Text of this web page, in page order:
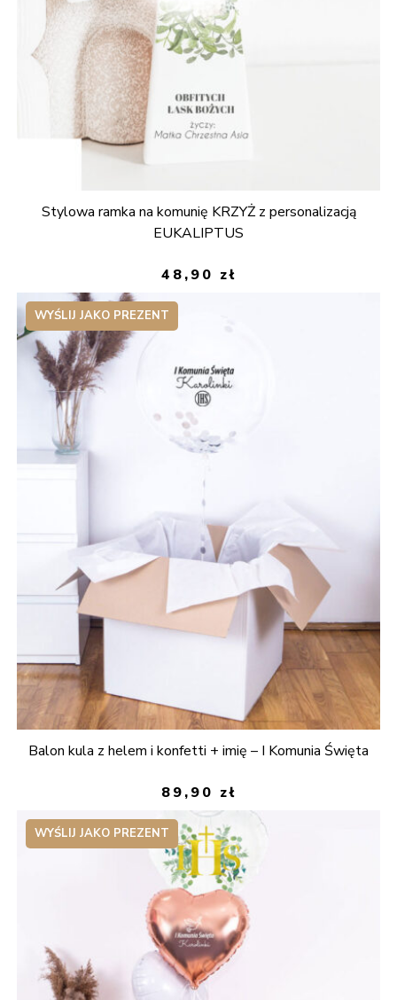
Stylowa ramka na komunię KRZYŻ z personalizacją
EUKALIPTUS
48,90 zł
WYŚLIJ JAKO PREZENT
Balon kula z helem i konfetti + imię – I Komunia Święta
89,90 zł
WYŚLIJ JAKO PREZENT